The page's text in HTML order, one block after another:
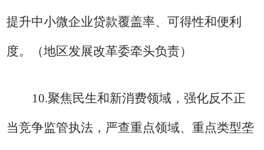
提升中小微企业贷款覆盖率、可得性和便利
度。 （地区发展改革委牵头负责）
10.聚焦民生和新消费领域，强化反不正
当竞争监管执法，严查重点领域、重点类型垄